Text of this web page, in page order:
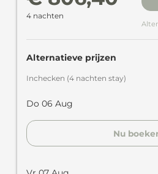
4 nachten
Alternatieve prijzen
Inchecken (4 nachten stay)
Do 06 Aug
Nu